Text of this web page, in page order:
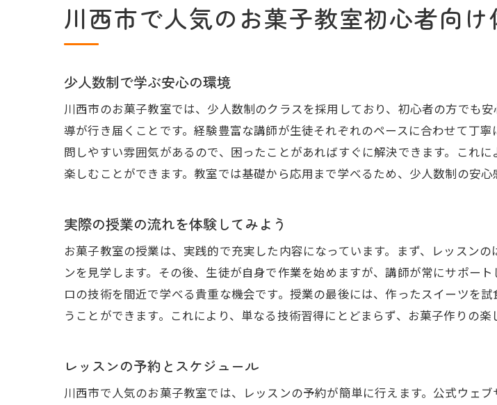
他の教室との違いと魅力
大人のための特別レッスン
プロによるテイスティングセ
洋酒スイーツの美味しさを
川西市で人気のお菓子教室初心者向け
少人数制で学ぶ安心の環境
川西市のお菓子教室では、少人数制のクラスを採用しており、初心者の方でも
導が行き届くことです。経験豊富な講師が生徒それぞれのペースに合わせて丁
問しやすい雰囲気があるので、困ったことがあればすぐに解決できます。これ
楽しむことができます。教室では基礎から応用まで学べるため、少人数制の安心
実際の授業の流れを体験してみよう
お菓子教室の授業は、実践的で充実した内容になっています。まず、レッスン
ンを見学します。その後、生徒が自身で作業を始めますが、講師が常にサポー
ロの技術を間近で学べる貴重な機会です。授業の最後には、作ったスイーツを
うことができます。これにより、単なる技術習得にとどまらず、お菓子作りの楽
レッスンの予約とスケジュール
川西市で人気のお菓子教室では、レッスンの予約が簡単に行えます。公式ウェ